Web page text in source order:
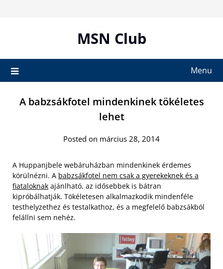
MSN Club
Menu
A babzsákfotel mindenkinek tökéletes
lehet
Posted on március 28, 2014
A Huppanjbele webáruházban mindenkinek érdemes
körülnézni. A babzsákfotel nem csak a gyerekeknek és a
fiataloknak ajánlható, az idősebbek is bátran
kipróbálhatják. Tökéletesen alkalmazkodik mindenféle
testhelyzethez és testalkathoz, és a megfelelő babzsákból
felállni sem nehéz.